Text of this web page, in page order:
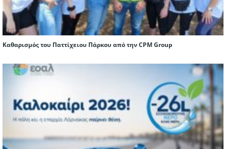
Καθαρισμός του Παττίχειου Πάρκου από την CPM Group